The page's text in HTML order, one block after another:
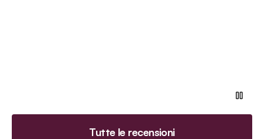
Tutte le recensioni